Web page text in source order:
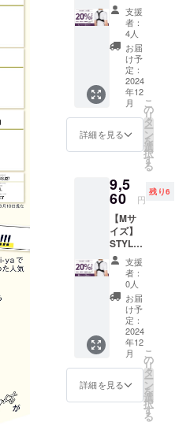
イズ] S
サイ
ズ ア
ンダー
バス
ト：62
～67cm
ARTIST
SMART
LIGHT×
2個セッ
【mach
i-ya割
20％OF
F】 一
般販売
予定価
格
11,960
込）
→【9,5
60円】
（税
込・送
料込）
[サ
イズ] L
サイ
ズ ア
ンダー
バス
ト：74
～83cm
支援
者：
4人
お届
け予
定：
2024
年12
月
詳細を見る
こ
の
リ
タ
ー
ン
を
選
択
す
る
9,5
60 円
残り6
【Mサ
イズ】
STYLE
ARTIST
SMART
LIGHT×
2個セッ
【mach
i-ya割
20％OF
F】 一
般販売
予定価
格
11,960
支援
者：
0人
お届
け予
定：
2024
年12
月
詳細を見る
こ
の
リ
タ
ー
ン
を
選
択
す
る